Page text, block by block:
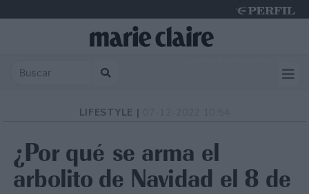
LIFESTYLE |
¿Por qué se arma el
arbolito de Navidad el 8 de